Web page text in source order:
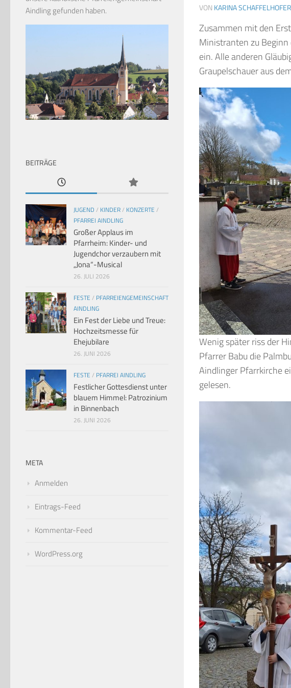
VONKARINA SCHAFFELHOFER
Zusammen mit den
Ministranten zu
ein. Alle anderen
Graupelschauer aus
Wenig später riss der
Pfarrer Babu die
Aindlinger Pfarrkirche
gelesen.
Aindling gefunden haben.
BEITRÄGE
JUGEND / KINDER/ KONZERTE /
PFARREI AINDLING
Großer Applaus im
Pfarrheim: Kinder- und
Jugendchor verzaubern mit
„Jona“-Musical
26. JULI 2026
FESTE / PFARREIENGEMEINSCHAFT
AINDLING
Ein Fest der Liebe und Treue:
Hochzeitsmesse für
Ehejubilare
26. JUNI 2026
FESTE / PFARREI AINDLING
Festlicher Gottesdienst unter
blauem Himmel: Patrozinium
in Binnenbach
26. JUNI 2026
META
Anmelden
Eintrags-Feed
Kommentar-Feed
WordPress.org